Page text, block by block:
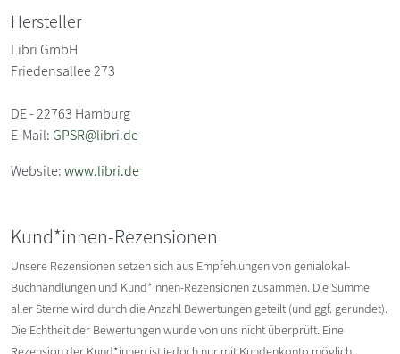
Hersteller
Libri GmbH
Friedensallee 273
DE - 22763 Hamburg
E-Mail:GPSR@libri.de
Website:www.libri.de
Kund*innen-Rezensionen
Unsere Rezensionen setzen sich aus Empfehlungen von genialokal-
Buchhandlungen und Kund*innen-Rezensionen zusammen. Die Summe
aller Sterne wird durch die Anzahl Bewertungen geteilt (und ggf. gerundet).
Die Echtheit der Bewertungen wurde von uns nicht überprüft. Eine